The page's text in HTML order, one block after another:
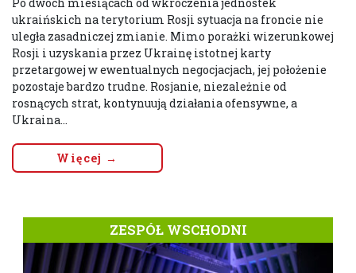
Po dwóch miesiącach od wkroczenia jednostek
ukraińskich na terytorium Rosji sytuacja na froncie nie
uległa zasadniczej zmianie. Mimo porażki wizerunkowej
Rosji i uzyskania przez Ukrainę istotnej karty
przetargowej w ewentualnych negocjacjach, jej położenie
pozostaje bardzo trudne. Rosjanie, niezależnie od
rosnących strat, kontynuują działania ofensywne, a
Ukraina...
Więcej →
ZESPÓŁ WSCHODNI